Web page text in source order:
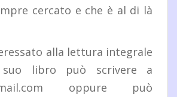
cercato e che è al di là
alla lettura integrale
libro può scrivere a
oppure può